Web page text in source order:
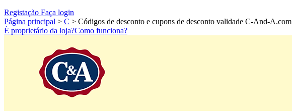
Registação Faça login
Página principal > C > Códigos de desconto e cupons de desconto validade C-And-A.com
É proprietário da loja?Como funciona?